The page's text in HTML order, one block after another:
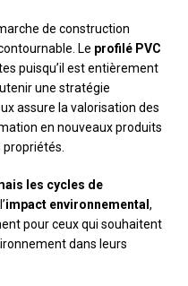
de construction
Le profilé PVC
puisqu’il est entièrement
une stratégie
assure la valorisation des
en nouveaux produits
les cycles de
impact environnemental ,
pour ceux qui souhaitent
dans leurs